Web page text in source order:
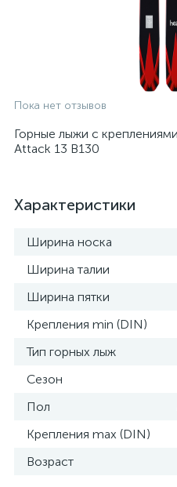
Пока нет отзывов
Горные лыжи с
Attack 13 B130
Характеристики
Ширина носка
Ширина талии
Ширина пятки
Крепления min (DIN)
Тип горных лыж
Сезон
Пол
Крепления max (DIN)
Возраст